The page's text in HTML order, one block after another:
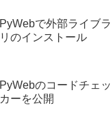
PyWebで外部ライブラ
リのインストール
PyWebのコードチェッ
カーを公開